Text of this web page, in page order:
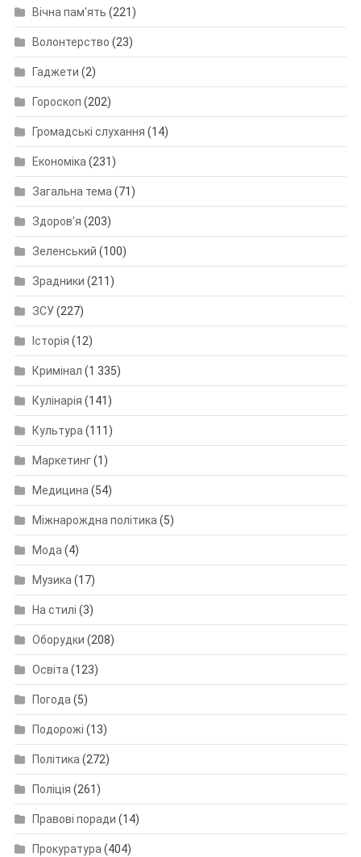
Вічна пам'ять (221)
Волонтерство (23)
Гаджети (2)
Гороскоп (202)
Громадські слухання (14)
Економіка (231)
Загальна тема (71)
Здоров'я (203)
Зеленський (100)
Зрадники (211)
ЗСУ(227)
Історія (12)
Кримінал (1 335)
Кулінарія (141)
Культура (111)
Маркетинг(1)
Медицина (54)
Міжнарождна політика (5)
Мода (4)
Музика (17)
На стилі (3)
Оборудки (208)
Освіта (123)
Погода (5)
Подорожі (13)
Політика (272)
Поліція (261)
Правові поради (14)
Прокуратура (404)